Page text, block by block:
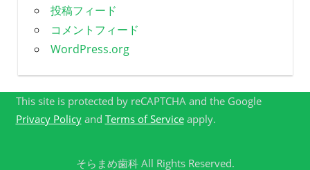
投稿フィード
コメントフィード
WordPress.org
This site is protected by reCAPTCHA and the Google
Privacy Policyand Terms of Serviceapply.
そらまめ歯科 All Rights Reserved.